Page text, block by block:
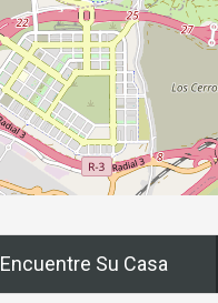
Encuentre Su Casa